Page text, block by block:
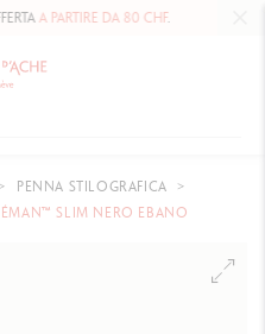
A PARTIRE DA 80 CHF.
PENNA STILOGRAFICA
SLIM NERO EBANO